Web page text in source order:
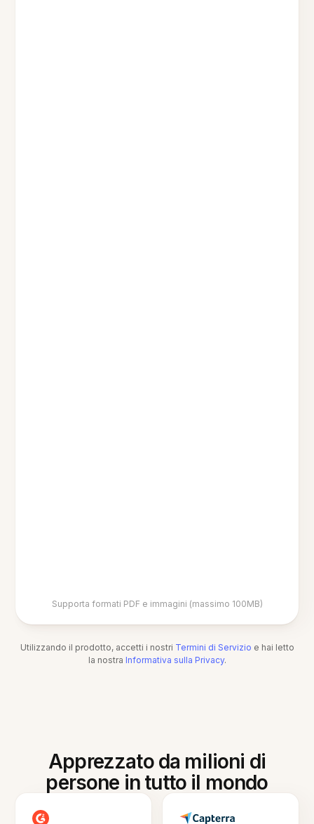
Supporta formati PDF e immagini (massimo 100MB)
Utilizzando il prodotto, accetti i nostri Termini di Servizio e hai letto
la nostra Informativa sulla Privacy.
Apprezzato da milioni di
persone in tutto il mondo